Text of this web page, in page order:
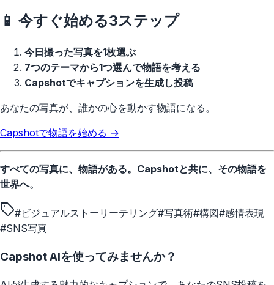
📱 今すぐ始める3ステップ
今日撮った写真を1枚選ぶ
7つのテーマから1つ選んで物語を考える
Capshotでキャプションを生成し投稿
あなたの写真が、誰かの心を動かす物語になる。
Capshotで物語を始める →
すべての写真に、物語がある。Capshotと共に、その物語を
世界へ。
#ビジュアルストーリーテリング#写真術#構図#感情表現
#SNS写真
Capshot AIを使ってみませんか？